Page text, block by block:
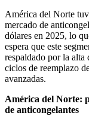
América del Norte
mercado de
dólares en 2025, lo
espera que este
respaldado por la alta
ciclos de reemplazo
avanzadas.
América del Norte:
de anticongelantes